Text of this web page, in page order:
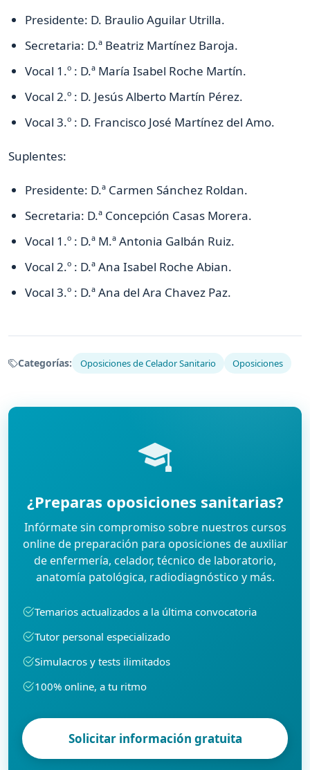
Presidente: D. Braulio Aguilar Utrilla.
Secretaria: D.ª Beatriz Martínez Baroja.
Vocal 1.º : D.ª María Isabel Roche Martín.
Vocal 2.º : D. Jesús Alberto Martín Pérez.
Vocal 3.º : D. Francisco José Martínez del Amo.
Suplentes:
Presidente: D.ª Carmen Sánchez Roldan.
Secretaria: D.ª Concepción Casas Morera.
Vocal 1.º : D.ª M.ª Antonia Galbán Ruiz.
Vocal 2.º : D.ª Ana Isabel Roche Abian.
Vocal 3.º : D.ª Ana del Ara Chavez Paz.
Categorías: Oposiciones de Celador Sanitario Oposiciones
¿Preparas oposiciones sanitarias?
Infórmate sin compromiso sobre nuestros cursos
online de preparación para oposiciones de auxiliar
de enfermería, celador, técnico de laboratorio,
anatomía patológica, radiodiagnóstico y más.
Temarios actualizados a la última convocatoria
Tutor personal especializado
Simulacros y tests ilimitados
100% online, a tu ritmo
Solicitar información gratuita